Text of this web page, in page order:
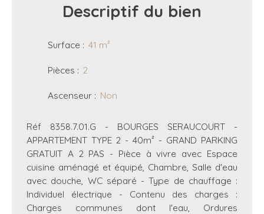
Descriptif du bien
Surface : 41 m²
Pièces : 2
Ascenseur : Non
Réf 8358.7.01.G - BOURGES SERAUCOURT -
APPARTEMENT TYPE 2 - 40m² - GRAND PARKING
GRATUIT A 2 PAS - Pièce à vivre avec Espace
cuisine aménagé et équipé, Chambre, Salle d'eau
avec douche, WC séparé - Type de chauffage :
Individuel électrique - Contenu des charges :
Charges communes dont l'eau, Ordures